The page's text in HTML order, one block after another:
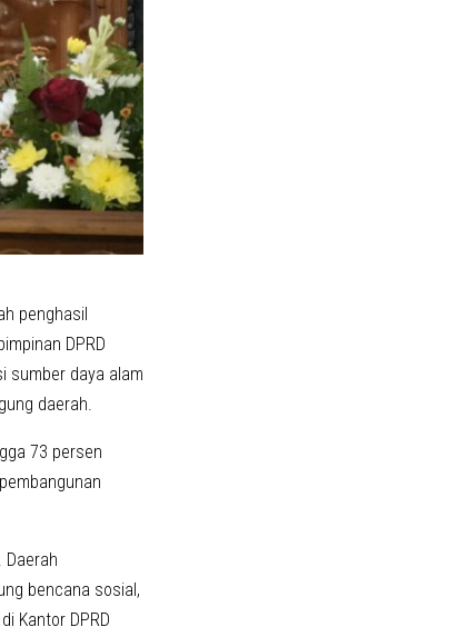
penghasil
DPRD
sumber daya alam
daerah.
73 persen
bencana sosial,
Kantor DPRD